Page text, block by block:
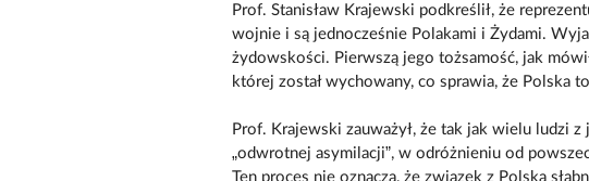
Prof. Stanisław Krajewski podkreślił, że
wojnie i są jednocześnie Polakami i Żydami.
żydowskości. Pierwszą jego tożsamość, jak
której został wychowany, co sprawia, że Polska
Prof. Krajewski zauważył, że tak jak wielu ludzi z
„odwrotnej asymilacji”, w odróżnieniu od
Ten proces nie oznacza, że związek z Polską